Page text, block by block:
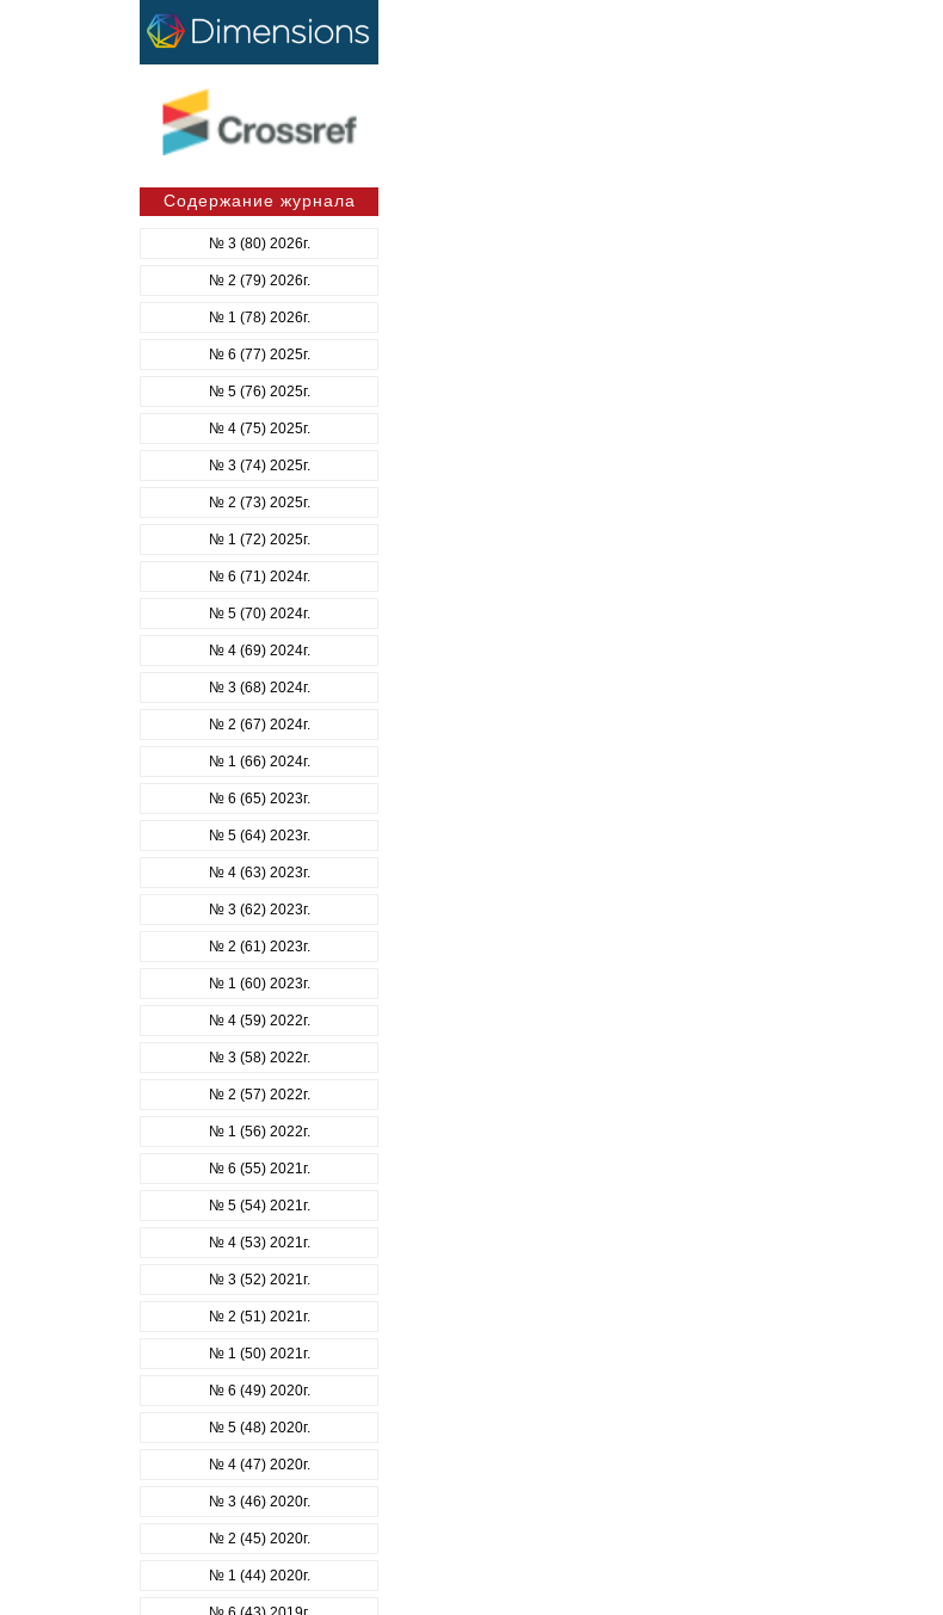
Содержание журнала
№ 3 (80) 2026г.
№ 2 (79) 2026г.
№ 1 (78) 2026г.
№ 6 (77) 2025г.
№ 5 (76) 2025г.
№ 4 (75) 2025г.
№ 3 (74) 2025г.
№ 2 (73) 2025г.
№ 1 (72) 2025г.
№ 6 (71) 2024г.
№ 5 (70) 2024г.
№ 4 (69) 2024г.
№ 3 (68) 2024г.
№ 2 (67) 2024г.
№ 1 (66) 2024г.
№ 6 (65) 2023г.
№ 5 (64) 2023г.
№ 4 (63) 2023г.
№ 3 (62) 2023г.
№ 2 (61) 2023г.
№ 1 (60) 2023г.
№ 4 (59) 2022г.
№ 3 (58) 2022г.
№ 2 (57) 2022г.
№ 1 (56) 2022г.
№ 6 (55) 2021г.
№ 5 (54) 2021г.
№ 4 (53) 2021г.
№ 3 (52) 2021г.
№ 2 (51) 2021г.
№ 1 (50) 2021г.
№ 6 (49) 2020г.
№ 5 (48) 2020г.
№ 4 (47) 2020г.
№ 3 (46) 2020г.
№ 2 (45) 2020г.
№ 1 (44) 2020г.